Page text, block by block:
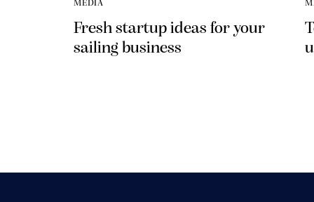
MEDIA
Fresh startup ideas for your
sailing business